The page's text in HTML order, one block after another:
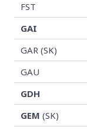
FST
GAI
GAR (SK)
GAU
GDH
GEM(SK)